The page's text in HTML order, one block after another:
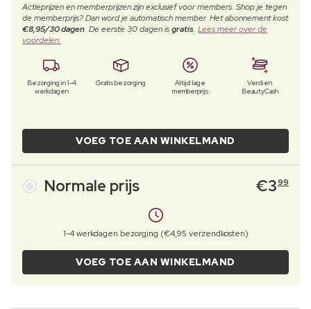
Actieprijzen en memberprijzen zijn exclusief voor members. Shop je tegen
de memberprijs? Dan word je automatisch member. Het abonnement kost
€8,95/30 dagen. De eerste 30 dagen isgratis. Lees meer over de
voordelen.
Bezorging in 1-4
werkdagen
Gratis bezorging
Altijd lage
memberprijs
Verdien
BeautyCash
VOEG TOE AAN WINKELMAND
Normale prijs €399
1-4 werkdagen bezorging (€4,95 verzendkosten)
VOEG TOE AAN WINKELMAND